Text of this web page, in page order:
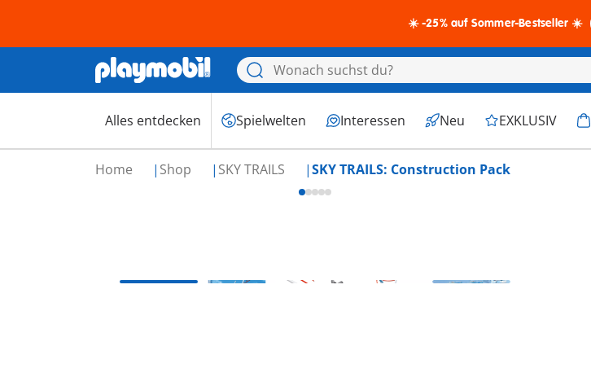
☀️ -25% auf Sommer-Bestseller ☀️
Alles entdecken Spielwelten Interessen Neu EXKLUSIV
Home Shop SKY TRAILS SKY TRAILS: Construction Pack